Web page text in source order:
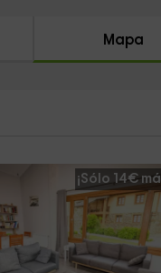
Mapa
¡Sólo 14€